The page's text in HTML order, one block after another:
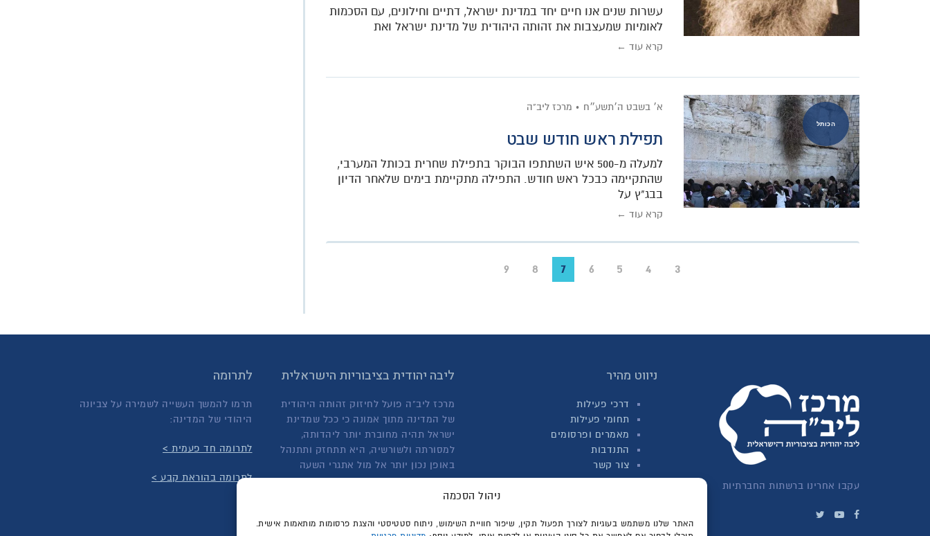
ניהול הסכמה
האתר שלנו משתמש בעוגיות לצורך תפעול תקין, שיפור חוויית השימוש, ניתוח סטטיסטי והצגת פרסומות מותאמות אישית.
עשרות שנים אנו חיים יחד במדינת ישראל, דתיים וחילונים, עם הסכמות
לאומיות שמעצבות את זהותה היהודית של מדינת ישראל ואת
קרא עוד ←
הכותל
א׳ בשבט ה׳תשע״ח מרכז ליב"ה
תפילת ראש חודש שבט
למעלה מ-500 איש השתתפו הבוקר בתפילת שחרית בכותל המערבי,
שהתקיימה כבכל ראש חודש. התפילה מתקיימת בימים שלאחר הדיון
בבג"ץ על
קרא עוד ←
3
4
5
6
7
8
9
עקבו אחרינו ברשתות החברתיות
ניווט מהיר
דרכי פעילות
תחומי פעילות
מאמרים ופרסומים
התנדבות
צור קשר
ליבה יהודית בציבוריות הישראלית
מרכז ליב"ה פועל לחיזוק זהותה היהודית
של המדינה מתוך אמונה כי ככל שמדינת
ישראל תהיה מחוברת יותר ליהדותה,
למסורתה ולשורשיה, היא תתחזק ותתנהל
באופן נכון יותר אל מול אתגרי השעה
קרא עוד אודותינו >
לתרומה
תרמו להמשך העשייה לשמירה על צביונה
היהודי של המדינה:
לתרומה חד פעמית >
לתרומה בהוראת קבע >